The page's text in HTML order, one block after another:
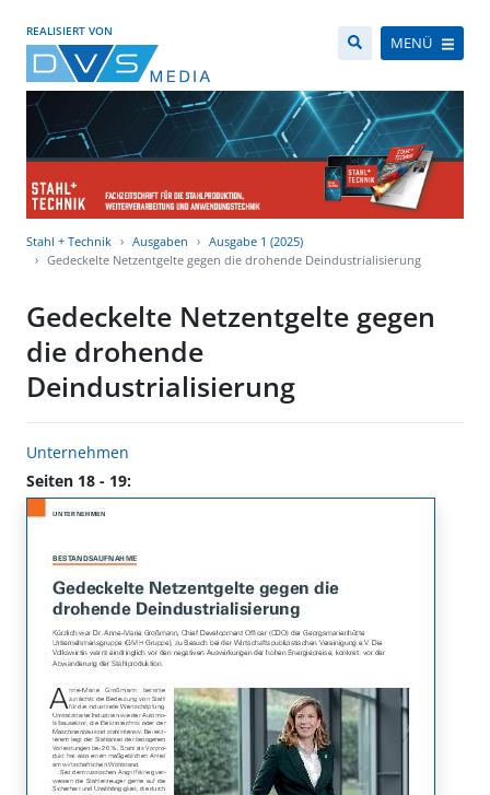
REALISIERT VON
MENÜ
Stahl + Technik Ausgaben
Ausgabe 1 (2025)
Gedeckelte Netzentgelte gegen die drohende Deindustrialisierung
Gedeckelte Netzentgelte gegen
die drohende
Deindustrialisierung
Unternehmen
Seiten 18 - 19: